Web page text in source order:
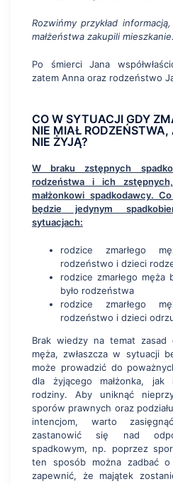
Rozwińmy przykład
małżeństwa zakupili mieszkanie.
Po śmierci Jana
zatem Anna oraz rodzeństwo
CO W SYTUACJI GDY
NIE MIAŁ RODZEŃSTWA,
NIE ŻYJĄ?
W braku zstępnych
rodzeństwa i ich
małżonkowi spadkodawcy.
będzie jedynym
sytuacjach:
rodzice zmarłego
rodzeństwo i dzieci
rodzice zmarłego
było rodzeństwa
rodzice zmarłego
rodzeństwo i dzieci
Brak wiedzy na temat zasad
męża, zwłaszcza w sytuacji
może prowadzić do
dla żyjącego małżonka, jak
rodziny. Aby uniknąć
sporów prawnych oraz
intencjom, warto
zastanowić się nad
spadkowym, np. poprzez
ten sposób można zadbać o
zapewnić, że majątek